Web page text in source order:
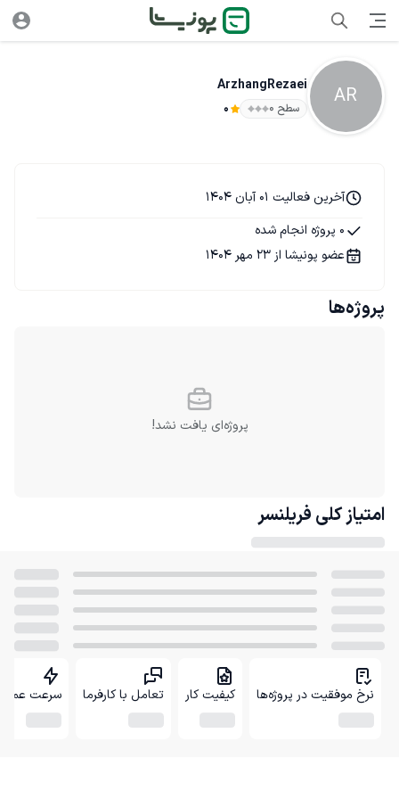
AR
ArzhangRezaei
سطح ۰ 0
آخرین فعالیت 01 آبان 1404
0 پروژه انجام شده
عضو پونیشا از 23 مهر 1404
پروژه‌ها
پروژه‌ای یافت نشد!
امتیاز کلی فریلنسر
نرخ موفقیت در پروژه‌ها کیفیت کار تعامل با کارفرما سرعت عمل